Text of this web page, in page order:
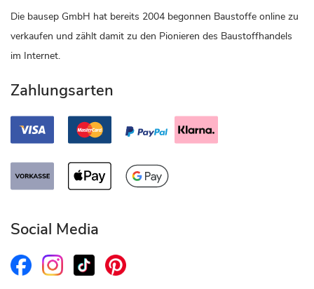
Die bausep GmbH hat bereits 2004 begonnen Baustoffe online zu
verkaufen und zählt damit zu den Pionieren des Baustoffhandels
im Internet.
Zahlungsarten
Social Media